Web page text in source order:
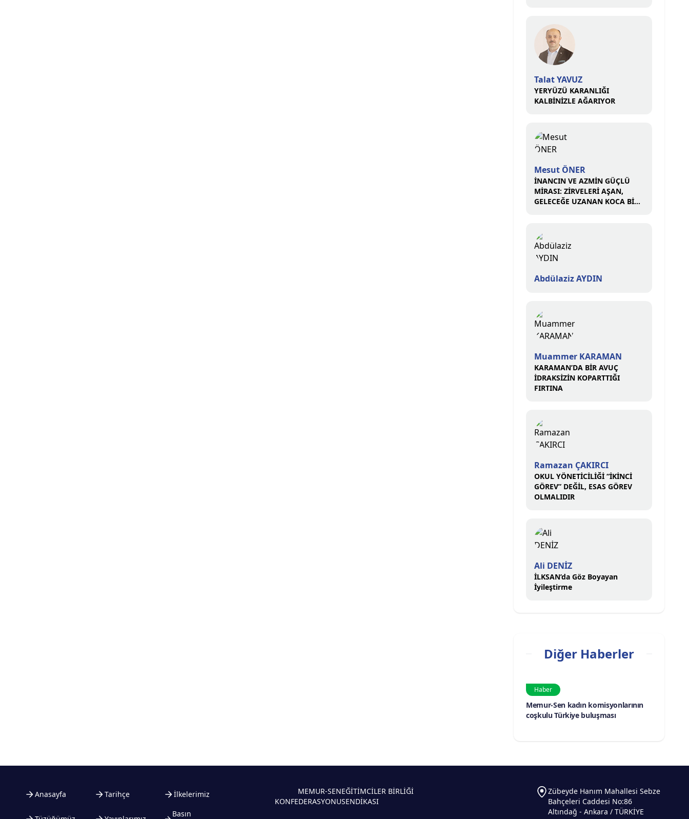
Talat YAVUZ
YERYÜZÜ KARANLIĞI
KALBİNİZLE AĞARIYOR
Mesut ÖNER
İNANCIN VE AZMİN GÜÇLÜ
MİRASI: ZİRVELERİ AŞAN,
GELECEĞE UZANAN KOCA BİR
Abdülaziz AYDIN
Muammer KARAMAN
KARAMAN’DA BİR AVUÇ
İDRAKSİZİN KOPARTTIĞI
FIRTINA
Ramazan ÇAKIRCI
OKUL YÖNETİCİLİĞİ “İKİNCİ
GÖREV” DEĞİL, ESAS GÖREV
OLMALIDIR
Ali DENİZ
İLKSAN’da Göz Boyayan
İyileştirme
Diğer Haberler
Haber
Memur-Sen kadın komisyonlarının
coşkulu Türkiye buluşması
Anasayfa Tarihçe İlkelerimiz
Basın
MEMUR-SEN
KONFEDERASYONU
EĞİTİMCİLER BİRLİĞİ
SENDİKASI
Zübeyde Hanım Mahallesi Sebze
Bahçeleri Caddesi No:86
Altındağ - Ankara / TÜRKİYE